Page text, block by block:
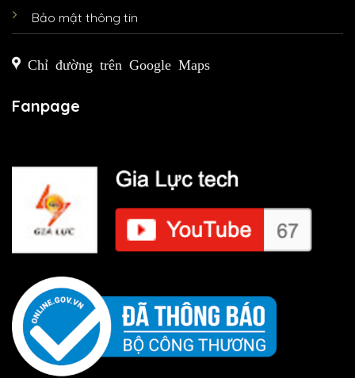
Bảo mật thông tin
Chỉ đường trên Google Maps
Fanpage